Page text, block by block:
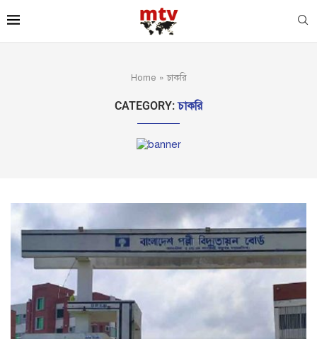
Home »চাকরি
CATEGORY: চাকরি